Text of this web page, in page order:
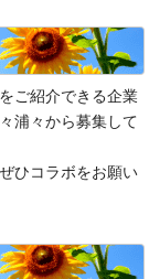
ご紹介できる企業
浦々から募集して
ひコラボをお願い